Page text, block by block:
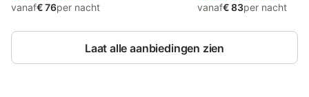
vanaf€ 76per nacht
vanaf€ 83per nacht
Laat alle aanbiedingen zien